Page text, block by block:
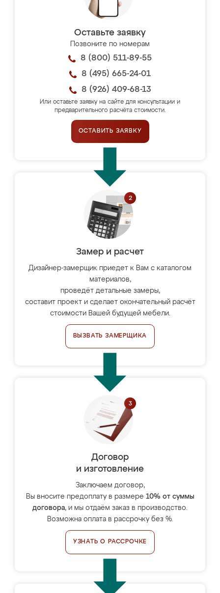
Оставьте заявку
Позвоните по номерам
8 (800) 511-89-55
8 (495) 665-24-01
8 (926) 409-68-13
Или оставьте заявку на сайте для консультации и
предварительного расчёта стоимости.
ОСТАВИТЬ ЗАЯВКУ
Замер и расчет
Дизайнер-замерщик приедет к Вам с каталогом
материалов,
проведёт детальные замеры,
составит проект и сделает окончательный расчёт
стоимости Вашей будущей мебели.
ВЫЗВАТЬ ЗАМЕРЩИКА
Договор
и изготовление
Заключаем договор,
Вы вносите предоплату в размере 10% от суммы
договора, и мы отдаём заказ в производство.
Возможна оплата в рассрочку без %.
УЗНАТЬ О РАССРОЧКЕ